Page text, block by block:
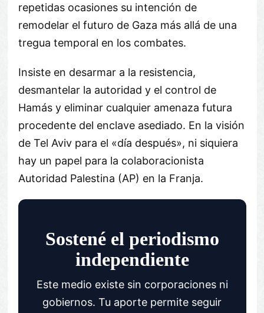
repetidas ocasiones su intención de
remodelar el futuro de Gaza más allá de una
tregua temporal en los combates.
Insiste en desarmar a la resistencia,
desmantelar la autoridad y el control de
Hamás y eliminar cualquier amenaza futura
procedente del enclave asediado. En la visión
de Tel Aviv para el «día después», ni siquiera
hay un papel para la colaboracionista
Autoridad Palestina (AP) en la Franja.
Sostené el periodismo
independiente
Este medio existe sin corporaciones ni
gobiernos. Tu aporte permite seguir